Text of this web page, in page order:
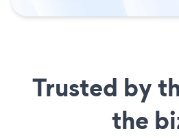
Trusted by
the